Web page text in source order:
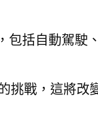
包括自動駕駛
挑戰，這將改